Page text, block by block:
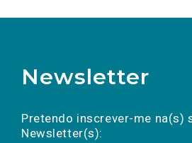
Newsletter
Pretendo inscrever-me na(s)
Newsletter(s):
a(s) newsletter(s).
mail